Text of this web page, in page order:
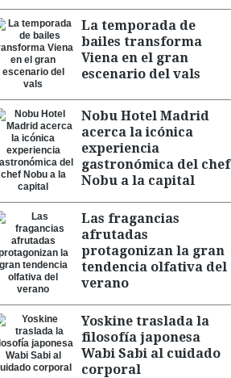
La temporada de
bailes transforma
Viena en el gran
escenario del vals
Nobu Hotel Madrid
acerca la icónica
experiencia
gastronómica del chef
Nobu a la capital
Las fragancias
afrutadas
protagonizan la gran
tendencia olfativa del
verano
Yoskine traslada la
filosofía japonesa
Wabi Sabi al cuidado
corporal